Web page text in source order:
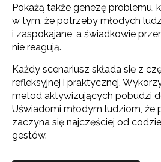
Pokażą także genezę problemu,
w tym, że potrzeby młodych
i zaspokajane, a świadkowie
nie reagują.
Każdy scenariusz składa się z
refleksyjnej i praktycznej.
metod aktywizujących pobudzi
Uświadomi młodym ludziom, że
zaczyna się najczęściej od
gestów.